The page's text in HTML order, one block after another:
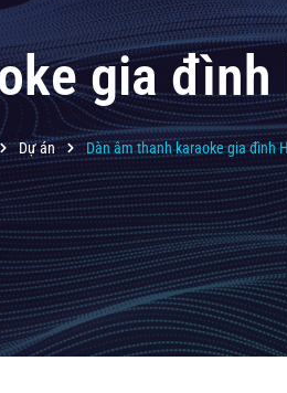
gia đình
Dự án Dàn âm thanh karaoke gia đình